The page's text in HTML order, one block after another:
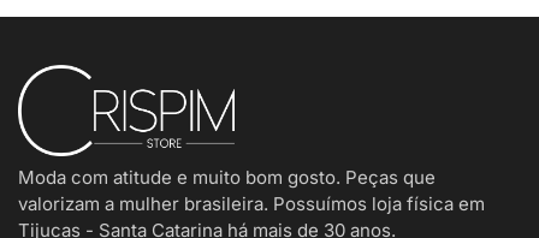
ser
na
página
do
ser
Moda com atitude e muito bom gosto. Peças que
valorizam a mulher brasileira. Possuímos loja física em
Tijucas - Santa Catarina há mais de 30 anos.